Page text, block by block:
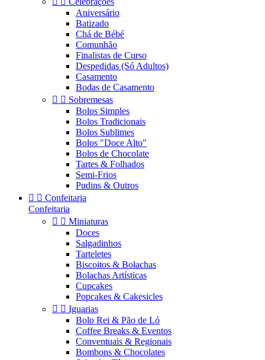
Aniversário
Batizado
Chá de Bébé
Comunhão
Finalistas de Curso
Despedidas (Só Adultos)
Casamento
Bodas de Casamento
  Sobremesas
Bolos Simples
Bolos Tradicionais
Bolos Sublimes
Bolos "Doce Alto"
Bolos de Chocolate
Tartes & Folhados
Semi-Frios
Pudins & Outros
  Confeitaria
Confeitaria
  Miniaturas
Doces
Salgadinhos
Tarteletes
Biscoitos & Bolachas
Bolachas Artísticas
Cupcakes
Popcakes & Cakesicles
  Iguarias
Bolo Rei & Pão de Ló
Coffee Breaks & Eventos
Conventuais & Regionais
Bombons & Chocolates